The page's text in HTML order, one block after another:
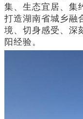
集、生态宜居、集
打造湖南省城乡融
境、切身感受、深
阳经验。